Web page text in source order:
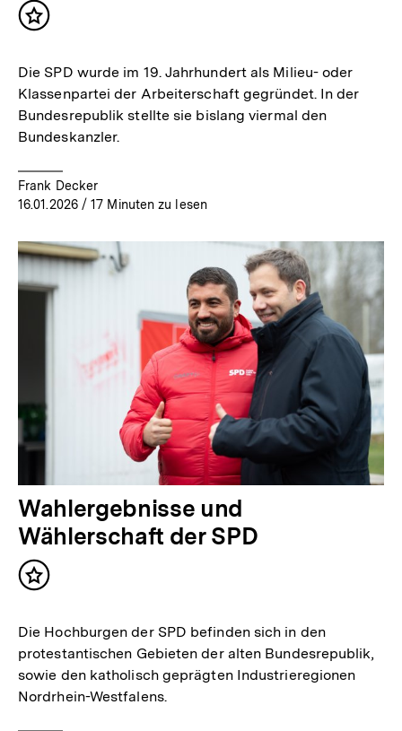
Inhalt
Die SPD wurde im 19. Jahrhundert als Milieu- oder
Klassenpartei der Arbeiterschaft gegründet. In der
Bundesrepublik stellte sie bislang viermal den
Bundeskanzler.
Frank Decker
16.01.2026/ 17 Minuten zu lesen
Wahlergebnisse und
Wählerschaft der SPD
Inhalt
Die Hochburgen der SPD befinden sich in den
protestantischen Gebieten der alten Bundesrepublik,
sowie den katholisch geprägten Industrieregionen
Nordrhein-Westfalens.